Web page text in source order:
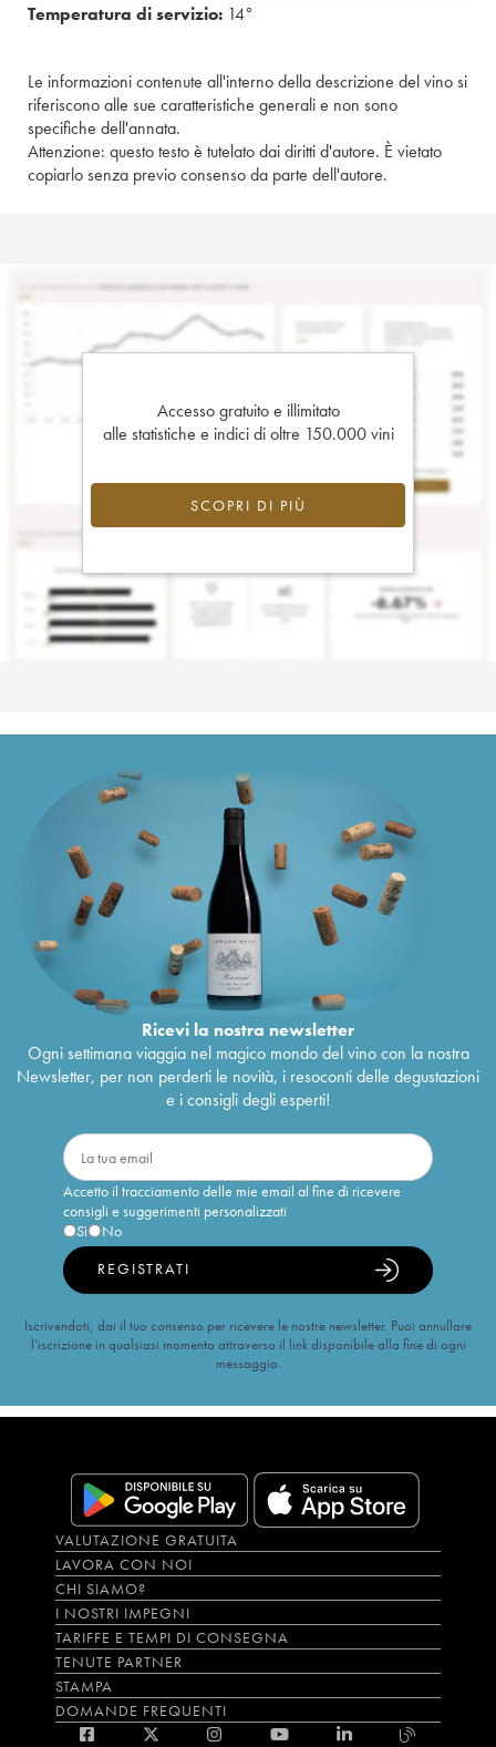
Temperatura di servizio: 14°
Le informazioni contenute all'interno della descrizione del vino si
riferiscono alle sue caratteristiche generali e non sono
specifiche dell'annata.
Attenzione: questo testo è tutelato dai diritti d'autore. È vietato
copiarlo senza previo consenso da parte dell'autore.
Accesso gratuito e illimitato
alle statistiche e indici di oltre 150.000 vini
SCOPRI DI PIÙ
Ricevi la nostra newsletter
Ogni settimana viaggia nel magico mondo del vino con la nostra
Newsletter, per non perderti le novità, i resoconti delle degustazioni
e i consigli degli esperti!
Accetto il tracciamento delle mie email al fine di ricevere
consigli e suggerimenti personalizzati
Sì
No
REGISTRATI
Iscrivendoti, dai il tuo consenso per ricevere le nostre newsletter. Puoi annullare
l’iscrizione in qualsiasi momento attraverso il link disponibile alla fine di ogni
messaggio.
VALUTAZIONE GRATUITA
LAVORA CON NOI
CHI SIAMO?
I NOSTRI IMPEGNI
TARIFFE E TEMPI DI CONSEGNA
TENUTE PARTNER
STAMPA
DOMANDE FREQUENTI